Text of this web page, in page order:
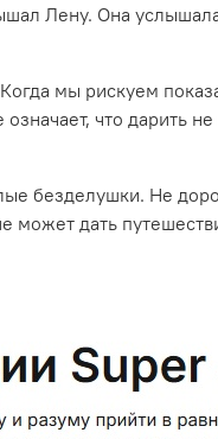
Лену. Она
мы рискуем
что дарить
Не
может дать